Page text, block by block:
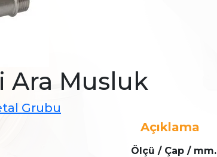
Ara Musluk
Grubu
Açıklama
Ölçü / Çap / mm.